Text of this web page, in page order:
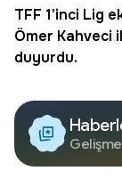
TFF 1'inci Lig
Ömer Kahveci
duyurdu.
Edin